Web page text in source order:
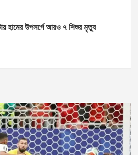
হামের উপসর্গে আরও ৭ শিশুর মৃত্যু